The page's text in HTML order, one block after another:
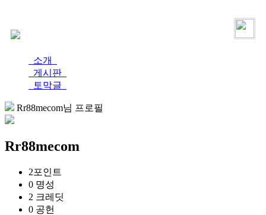
소개
게시판
토막글
Rr88mecom님 프로필
Rr88mecom
2포인트
0 명성
2 크레딧
0 공헌